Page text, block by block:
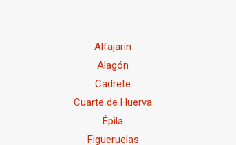
Alfajarín
Alagón
Cadrete
Cuarte de Huerva
Épila
Figueruelas